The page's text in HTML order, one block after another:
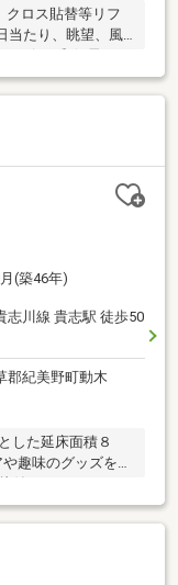
クロス貼替等リフ
当たり、眺望、風
(築46年)
志川線 貴志駅 徒歩50
郡紀美野町動木
した延床面積８
趣味のグッズを置